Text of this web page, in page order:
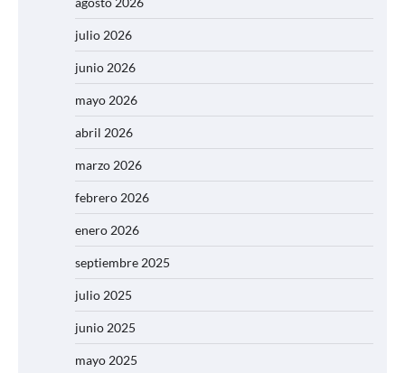
julio 2026
junio 2026
mayo 2026
abril 2026
marzo 2026
febrero 2026
enero 2026
septiembre 2025
julio 2025
junio 2025
mayo 2025